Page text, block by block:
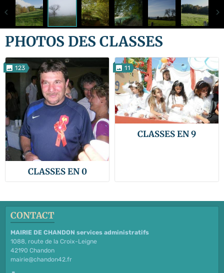
PHOTOS DES CLASSES
123
CLASSES EN 0
11
CLASSES EN 9
CONTACT
MAIRIE DE CHANDON services administratifs
1088, route de la Croix-Leigne
42190 Chandon
mairie@chandon42.fr